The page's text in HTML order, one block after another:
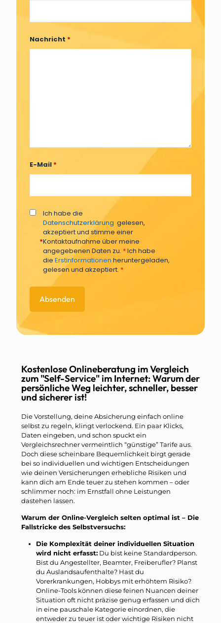
Nachricht *
E-Mail *
*
Ich habe die
Datenschutzerklärung gelesen,
akzeptiert und stimme einer
Kontaktaufnahme über meine
angegebenen Daten zu. *Ich habe
die Erstinformationen heruntergeladen,
gelesen und akzeptiert. *
Kostenlose Onlineberatung im Vergleich
zum "Self-Service" im Internet: Warum der
persönliche Weg leichter, schneller, besser
und sicherer ist!
Die Vorstellung, deine Absicherung einfach online
selbst zu regeln, klingt verlockend. Ein paar Klicks,
Daten eingeben, und schon spuckt ein
Vergleichsrechner vermeintlich “günstige” Tarife aus.
Doch diese scheinbare Bequemlichkeit birgt gerade
bei so individuellen und wichtigen Entscheidungen
wie deinen Versicherungen erhebliche Risiken und
kann dich am Ende teuer zu stehen kommen – oder
schlimmer noch: im Ernstfall ohne Leistungen
dastehen lassen.
Warum der Online-Vergleich selten optimal ist – Die
Fallstricke des Selbstversuchs:
Die Komplexität deiner individuellen Situation
wird nicht erfasst: Du bist keine Standardperson.
Bist du Angestellter, Beamter, Freiberufler? Planst
du Auslandsaufenthalte? Hast du
Vorerkrankungen, Hobbys mit erhöhtem Risiko?
Online-Tools können diese feinen Nuancen deiner
Situation oft nicht präzise genug erfassen und dich
in eine pauschale Kategorie einordnen, die
entweder zu teuer ist oder wichtige Risiken nicht